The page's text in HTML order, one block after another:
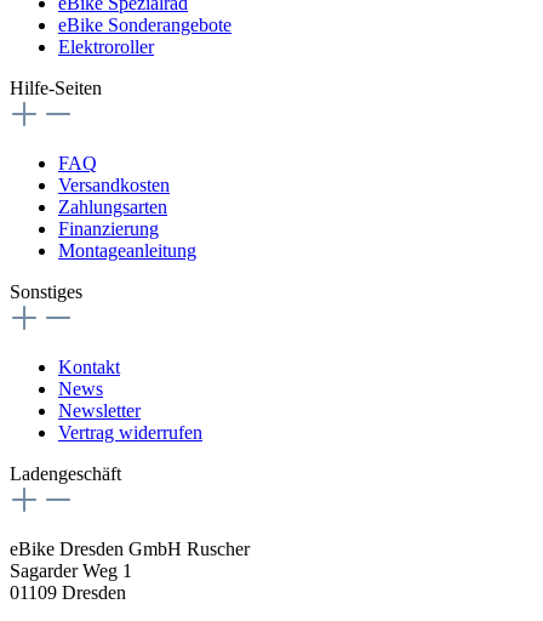
eBike Sonderangebote
Elektroroller
Hilfe-Seiten
FAQ
Versandkosten
Zahlungsarten
Finanzierung
Montageanleitung
Sonstiges
Kontakt
News
Newsletter
Vertrag widerrufen
Ladengeschäft
eBike Dresden GmbH Ruscher
Sagarder Weg 1
01109 Dresden